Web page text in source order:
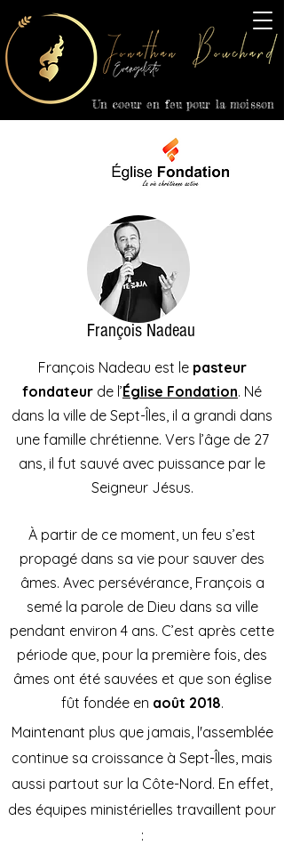
Un coeur en feu pour la moisson
Église
Fondation
François Nadeau
François Nadeau est le pasteur
fondateur de l’Église Fondation. Né
dans la ville de Sept-Îles, il a grandi dans
une famille chrétienne. Vers l’âge de 27
ans, il fut sauvé avec puissance par le
Seigneur Jésus.
À partir de ce moment, un feu s’est
propagé dans sa vie pour sauver des
âmes. Avec persévérance, François a
semé la parole de Dieu dans sa ville
pendant environ 4 ans. C’est après cette
période que, pour la première fois, des
âmes ont été sauvées et que son église
fût fondée en août 2018.
Maintenant plus que jamais, l'assemblée
continue sa croissance à Sept-Îles, mais
aussi partout sur la Côte-Nord. En effet,
des équipes ministérielles travaillent pour
: